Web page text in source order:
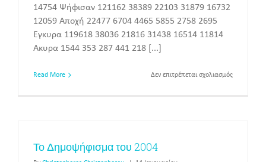
14754 Ψήφισαν 121162 38389 22103 31879 16732
12059 Αποχή 22477 6704 4465 5855 2758 2695
Έγκυρα 119618 38036 21816 31438 16514 11814
Άκυρα 1544 353 287 441 218 [...]
Read More Δεν επιτρέπεται σχολιασμόςστο
Το Δημοψήφισμα του 2004